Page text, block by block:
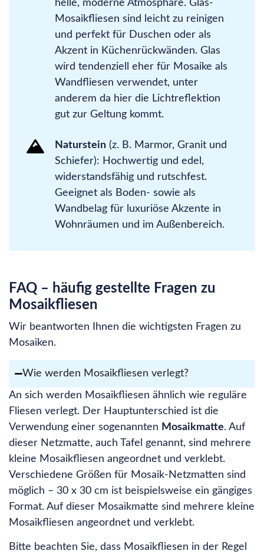
helle, moderne Atmosphäre. Glas-
Mosaikfliesen sind leicht zu reinigen
und perfekt für Duschen oder als
Akzent in Küchenrückwänden. Glas
wird tendenziell eher für Mosaike als
Wandfliesen verwendet, unter
anderem da hier die Lichtreflektion
gut zur Geltung kommt.
Naturstein(z. B. Marmor, Granit und
Schiefer): Hochwertig und edel,
widerstandsfähig und rutschfest.
Geeignet als Boden- sowie als
Wandbelag für luxuriöse Akzente in
Wohnräumen und im Außenbereich.
FAQ – häufig gestellte Fragen zu
Mosaikfliesen
Wir beantworten Ihnen die wichtigsten Fragen zu
Mosaiken.
Wie werden Mosaikfliesen verlegt?
An sich werden Mosaikfliesen ähnlich wie reguläre
Fliesen verlegt. Der Hauptunterschied ist die
Verwendung einer sogenannten Mosaikmatte. Auf
dieser Netzmatte, auch Tafel genannt, sind mehrere
kleine Mosaikfliesen angeordnet und verklebt.
Verschiedene Größen für Mosaik-Netzmatten sind
möglich – 30 x 30 cm ist beispielsweise ein gängiges
Format. Auf dieser Mosaikmatte sind mehrere kleine
Mosaikfliesen angeordnet und verklebt.
Bitte beachten Sie, dass Mosaikfliesen in der Regel